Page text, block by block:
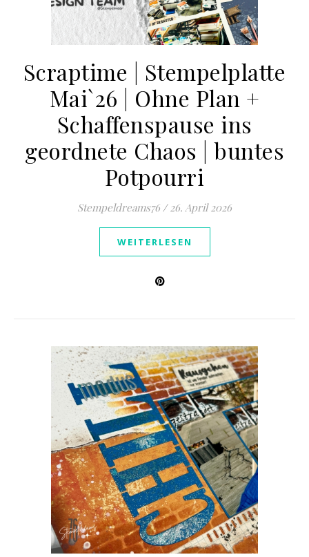
Scraptime | Stempelplatte
Mai`26 | Ohne Plan +
Schaffenspause ins
geordnete Chaos | buntes
Potpourri
Stempeldreams76 / 26. April 2026
WEITERLESEN